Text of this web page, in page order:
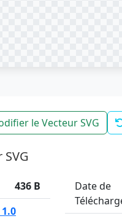
le Vecteur SVG
436 B
1.0
Date de